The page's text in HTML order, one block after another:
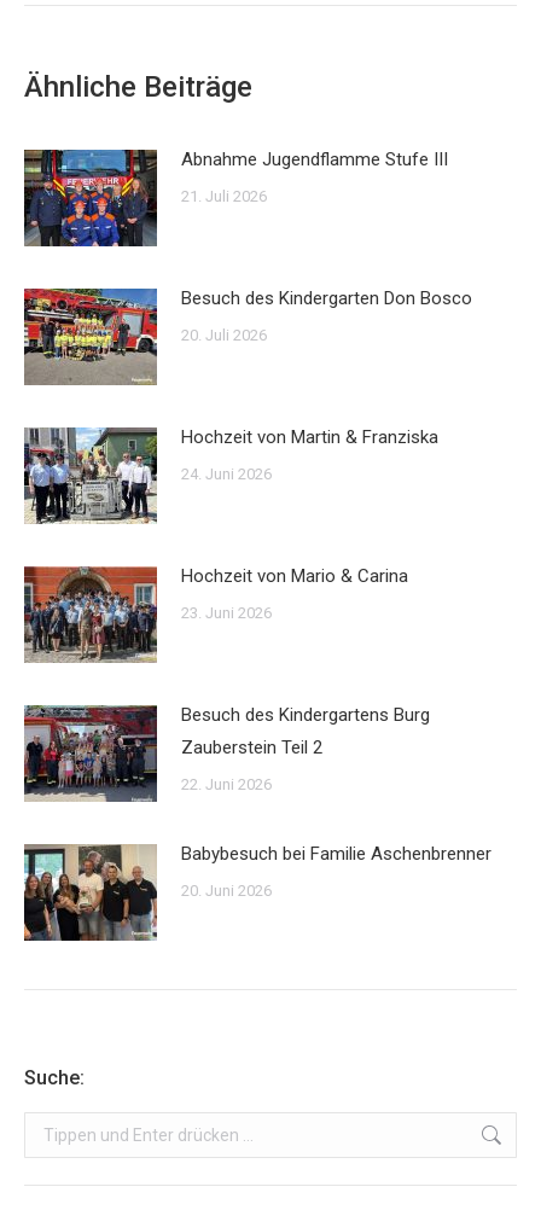
Ähnliche Beiträge
Abnahme Jugendflamme Stufe III
21. Juli 2026
Besuch des Kindergarten Don Bosco
20. Juli 2026
Hochzeit von Martin & Franziska
24. Juni 2026
Hochzeit von Mario & Carina
23. Juni 2026
Besuch des Kindergartens Burg
Zauberstein Teil 2
22. Juni 2026
Babybesuch bei Familie Aschenbrenner
20. Juni 2026
Suche:
Search: